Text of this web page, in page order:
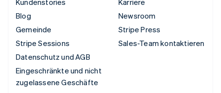
Blog
Gemeinde
Stripe Sessions
Datenschutz und AGB
Eingeschränkte und nicht
zugelassene Geschäfte
Newsroom
Stripe Press
Sales-Team kontaktieren